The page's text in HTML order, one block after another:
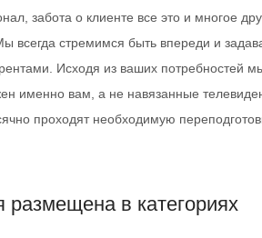
забота о клиенте все это и многое
всегда стремимся быть впереди и
Исходя из ваших потребностей
именно вам, а не навязанные
проходят необходимую
размещена в категориях